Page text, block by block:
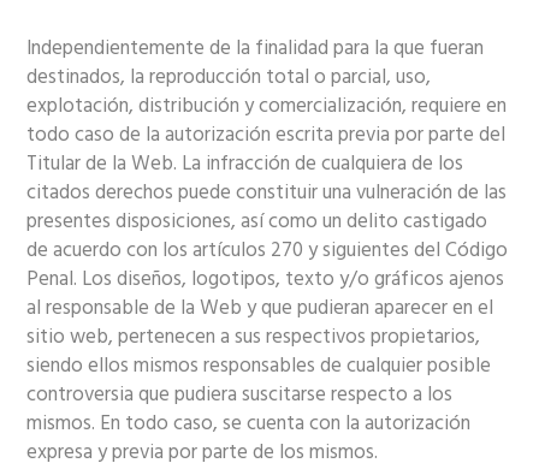
Independientemente de la finalidad para la que fueran
destinados, la reproducción total o parcial, uso,
explotación, distribución y comercialización, requiere en
todo caso de la autorización escrita previa por parte del
Titular de la Web. La infracción de cualquiera de los
citados derechos puede constituir una vulneración de las
presentes disposiciones, así como un delito castigado
de acuerdo con los artículos 270 y siguientes del Código
Penal. Los diseños, logotipos, texto y/o gráficos ajenos
al responsable de la Web y que pudieran aparecer en el
sitio web, pertenecen a sus respectivos propietarios,
siendo ellos mismos responsables de cualquier posible
controversia que pudiera suscitarse respecto a los
mismos. En todo caso, se cuenta con la autorización
expresa y previa por parte de los mismos.